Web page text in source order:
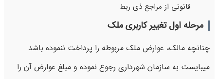
قانونی از مراجع ذی ربط
مرحله اول تغییر کاربری ملک
چنانچه مالک، عوارض ملک مربوطه را پرداخت ننموده باشد
میبایست به سازمان شهرداری رجوع نموده و مبلغ عوارض آن را